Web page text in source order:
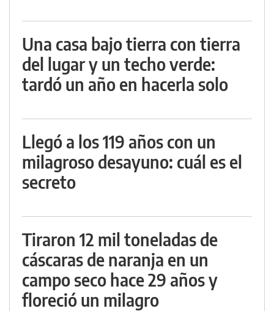
Una casa bajo tierra con tierra
del lugar y un techo verde:
tardó un año en hacerla solo
Llegó a los 119 años con un
milagroso desayuno: cuál es el
secreto
Tiraron 12 mil toneladas de
cáscaras de naranja en un
campo seco hace 29 años y
floreció un milagro